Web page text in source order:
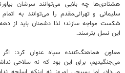
هشتادی‌ها چه بلایی می‌توانند سرشان
سلیمانی و تهرانی‌مقدم را می‌توانند به
شکست مواجه سازند؛ لذا دشمنان باید از
این نسل بترسند.
معاون هماهنگ‌کننده سپاه عنوان کرد:
می‌جنگیدیم، برای این بود که نه سلاحی